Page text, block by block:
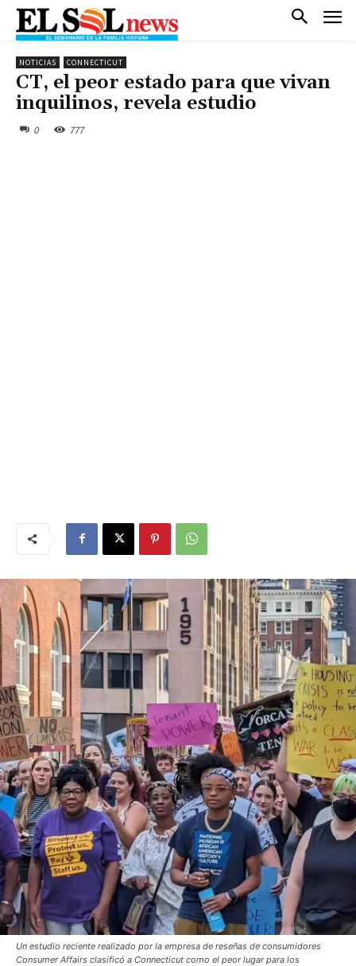
NOTICIAS CONNECTICUT
CT, el peor estado para que vivan
inquilinos, revela estudio
0 777
Un estudio reciente realizado por la empresa de reseñas de consumidores
Consumer Affairs clasificó a Connecticut como el peor lugar para los